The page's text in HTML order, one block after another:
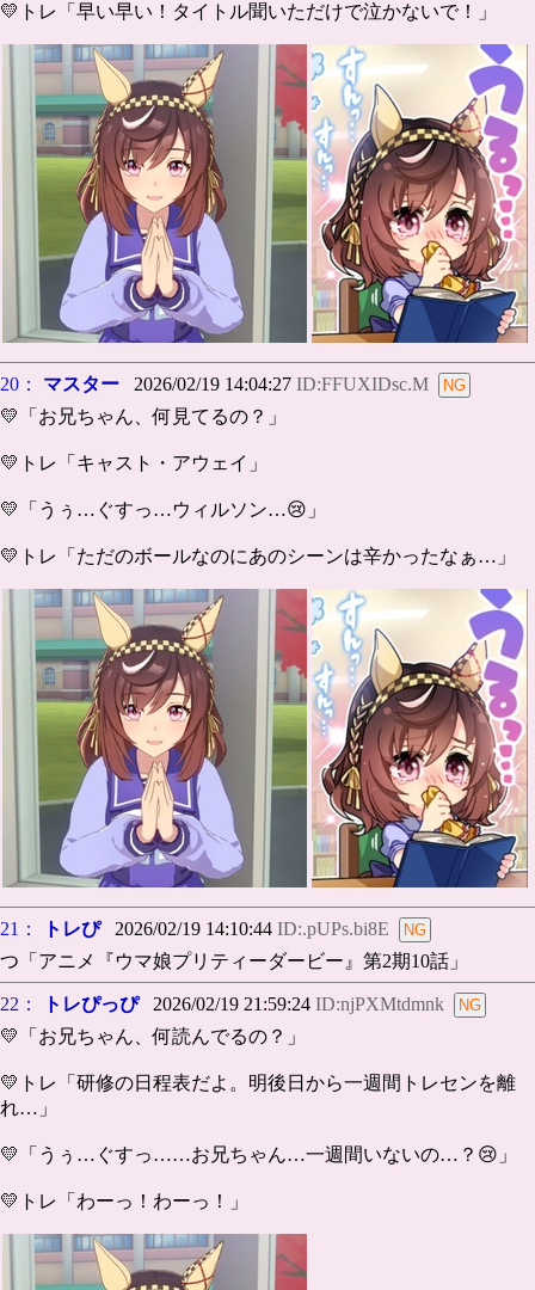
💛トレ「早い早い！タイトル聞いただけで泣かないで！」
20： マスター 2026/02/19 14:04:27 ID:FFUXIDsc.M
💛「お兄ちゃん、何見てるの？」
💛トレ「キャスト・アウェイ」
💛「うぅ…ぐすっ…ウィルソン…😢」
💛トレ「ただのボールなのにあのシーンは辛かったなぁ…」
21： トレぴ2026/02/19 14:10:44 ID:.pUPs.bi8E
つ「アニメ『ウマ娘プリティーダービー』第2期10話」
22： トレぴっぴ2026/02/19 21:59:24 ID:njPXMtdmnk
💛「お兄ちゃん、何読んでるの？」
💛トレ「研修の日程表だよ。明後日から一週間トレセンを離
れ…」
💛「うぅ…ぐすっ……お兄ちゃん…一週間いないの…？😢」
💛トレ「わーっ！わーっ！」